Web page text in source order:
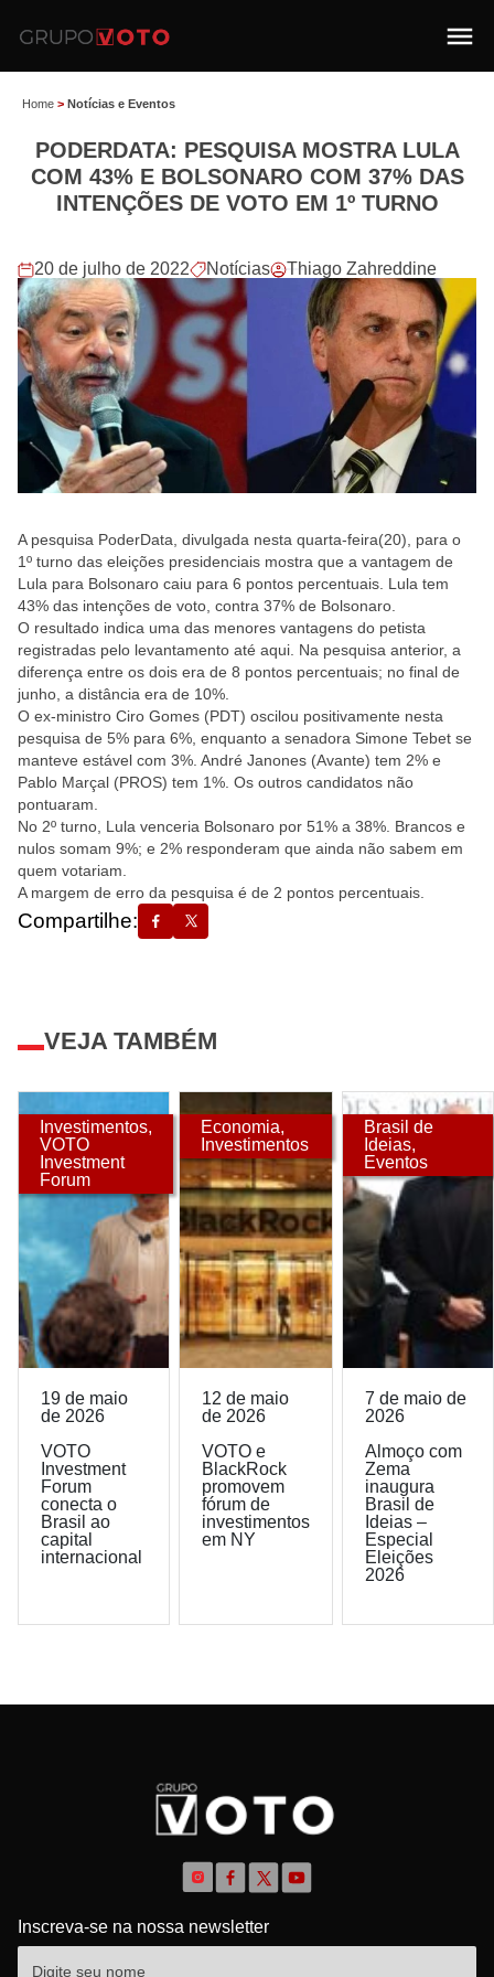
Home > Notícias e Eventos
PODERDATA: PESQUISA MOSTRA LULA
COM 43% E BOLSONARO COM 37% DAS
INTENÇÕES DE VOTO EM 1º TURNO
20 de julho de 2022 Notícias Thiago Zahreddine
A pesquisa PoderData, divulgada nesta quarta-feira(20), para o
1º turno das eleições presidenciais mostra que a vantagem de
Lula para Bolsonaro caiu para 6 pontos percentuais. Lula tem
43% das intenções de voto, contra 37% de Bolsonaro.
O resultado indica uma das menores vantagens do petista
registradas pelo levantamento até aqui. Na pesquisa anterior, a
diferença entre os dois era de 8 pontos percentuais; no final de
junho, a distância era de 10%.
O ex-ministro Ciro Gomes (PDT) oscilou positivamente nesta
pesquisa de 5% para 6%, enquanto a senadora Simone Tebet se
manteve estável com 3%. André Janones (Avante) tem 2% e
Pablo Marçal (PROS) tem 1%. Os outros candidatos não
pontuaram.
No 2º turno, Lula venceria Bolsonaro por 51% a 38%. Brancos e
nulos somam 9%; e 2% responderam que ainda não sabem em
quem votariam.
A margem de erro da pesquisa é de 2 pontos percentuais.
Compartilhe:
VEJA TAMBÉM
Investimentos,
VOTO
Investment
Forum
19 de maio
de 2026
VOTO
Investment
Forum
conecta o
Brasil ao
capital
internacional
Economia,
Investimentos
12 de maio
de 2026
VOTO e
BlackRock
promovem
fórum de
investimentos
em NY
Brasil de
Ideias,
Eventos
7 de maio de
2026
Almoço com
Zema
inaugura
Brasil de
Ideias –
Especial
Eleições
2026
Inscreva-se na nossa newsletter